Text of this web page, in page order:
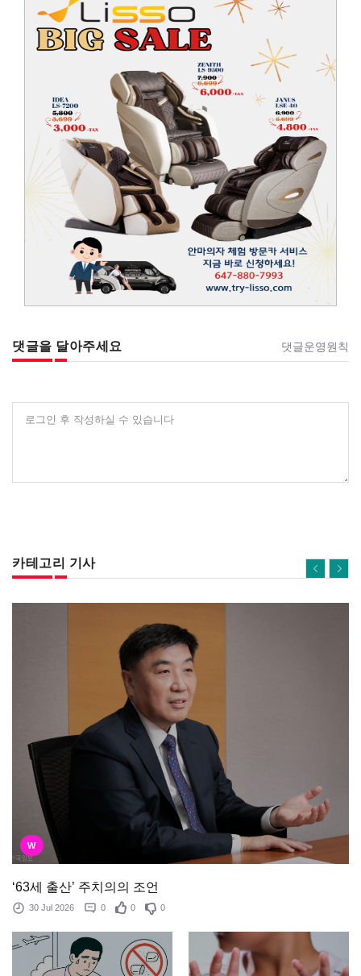
댓글을 달아주세요 댓글운영원칙
로그인 후 작성하실 수 있습니다
카테고리 기사
W
‘63세 출산’ 주치의의 조언
30 Jul 2026 0 0 0